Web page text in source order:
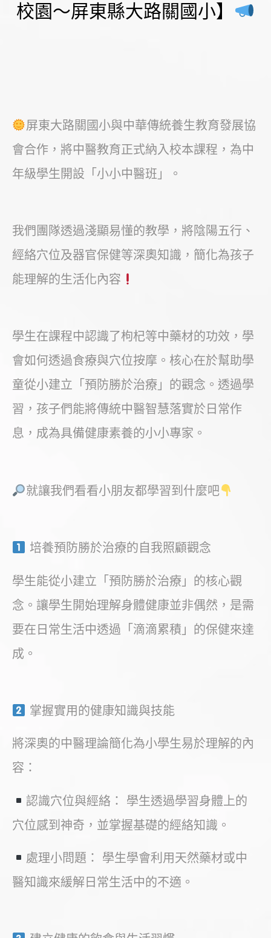
校園～屏東縣大路關國小】
屏東大路關國小與中華傳統養生教育發展協
會合作，將中醫教育正式納入校本課程，為中
年級學生開設「小小中醫班」。
我們團隊透過淺顯易懂的教學，將陰陽五行、
經絡穴位及器官保健等深奧知識，簡化為孩子
能理解的生活化內容
學生在課程中認識了枸杞等中藥材的功效，學
會如何透過食療與穴位按摩。核心在於幫助學
童從小建立「預防勝於治療」的觀念。透過學
習，孩子們能將傳統中醫智慧落實於日常作
息，成為具備健康素養的小小專家。
就讓我們看看小朋友都學習到什麼吧
培養預防勝於治療的自我照顧觀念
學生能從小建立「預防勝於治療」的核心觀
念。讓學生開始理解身體健康並非偶然，是需
要在日常生活中透過「滴滴累積」的保健來達
成。
掌握實用的健康知識與技能
將深奧的中醫理論簡化為小學生易於理解的內
容：
認識穴位與經絡： 學生透過學習身體上的
穴位感到神奇，並掌握基礎的經絡知識。
處理小問題： 學生學會利用天然藥材或中
醫知識來緩解日常生活中的不適。